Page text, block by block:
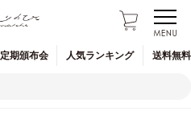
定期頒布会 人気ランキング 送料無